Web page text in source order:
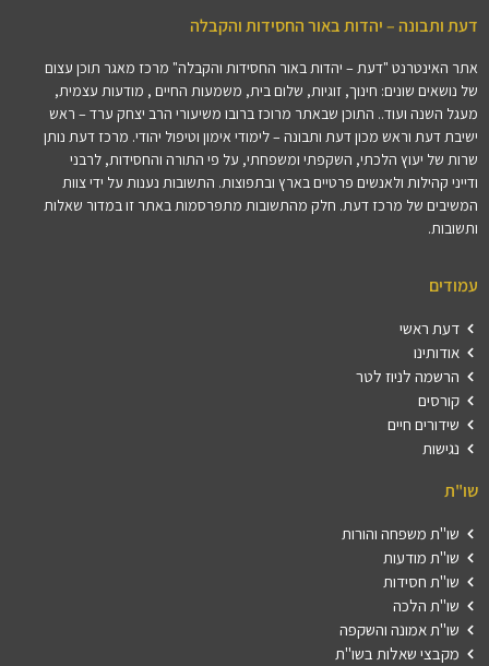
דעת ותבונה – יהדות באור החסידות והקבלה
אתר האינטרנט "דעת – יהדות באור החסידות והקבלה" מרכז מאגר תוכן עצום
של נושאים שונים: חינוך, זוגיות, שלום בית, משמעות החיים , מודעות עצמית,
מעגל השנה ועוד.. התוכן שבאתר מרוכז ברובו משיעורי הרב יצחק ערד – ראש
ישיבת דעת וראש מכון דעת ותבונה – לימודי אימון וטיפול יהודי. מרכז דעת נותן
שרות של יעוץ הלכתי, השקפתי ומשפחתי, על פי התורה והחסידות, לרבני
ודייני קהילות ולאנשים פרטיים בארץ ובתפוצות. התשובות נענות על ידי צוות
המשיבים של מרכז דעת. חלק מהתשובות מתפרסמות באתר זו במדור שאלות
ותשובות.
עמודים
דעת ראשי
אודותינו
הרשמה לניוז לטר
קורסים
שידורים חיים
נגישות
שו"ת
שו"ת משפחה והורות
שו"ת מודעות
שו"ת חסידות
שו"ת הלכה
שו"ת אמונה והשקפה
מקבצי שאלות בשו"ת